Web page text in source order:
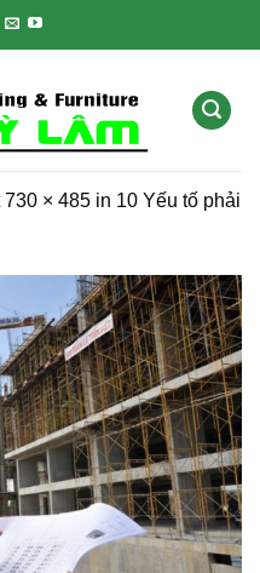
730 × 485 in 10 Yếu tố phải